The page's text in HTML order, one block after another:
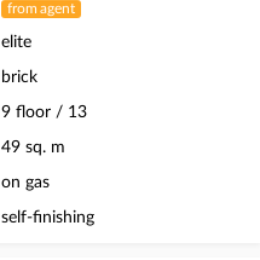
from agent
elite
brick
9 floor / 13
49 sq. m
on gas
self-finishing